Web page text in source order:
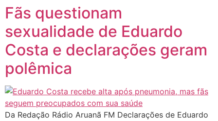
Fãs questionam
sexualidade de Eduardo
Costa e declarações geram
polêmica
Da Redação Rádio Aruanã FM Declarações de Eduardo